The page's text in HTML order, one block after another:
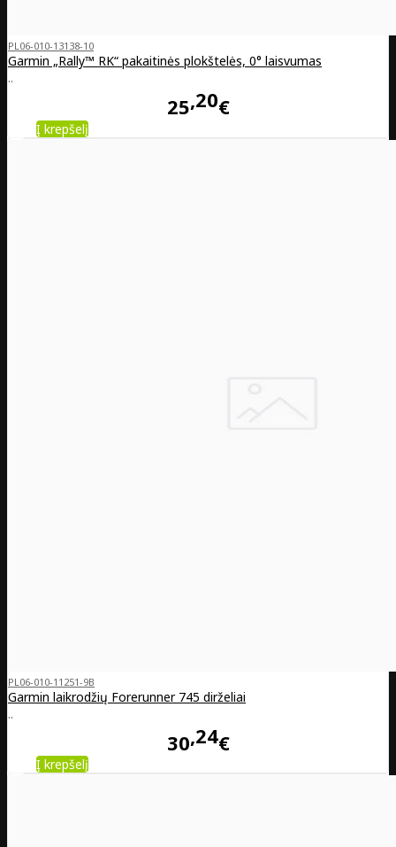
PL06-010-13138-10
Garmin „Rally™ RK“ pakaitinės plokštelės, 0° laisvumas
..
25 20€
Į krepšelį
PL06-010-11251-9B
Garmin laikrodžių Forerunner 745 dirželiai
..
30 24€
Į krepšelį